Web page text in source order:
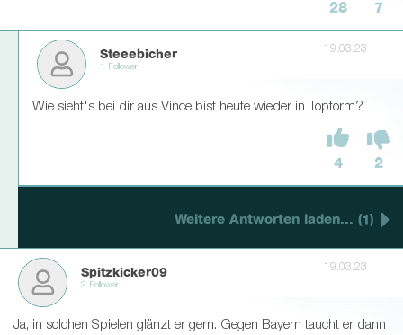
28 7
Steeebicher
1 Follower
19.03.23
Wie sieht's bei dir aus Vince bist heute wieder in Topform?
4 2
Weitere Antworten laden... (1)
Spitzkicker09
2 Follower
19.03.23
Ja, in solchen Spielen glänzt er gern. Gegen Bayern taucht er dann